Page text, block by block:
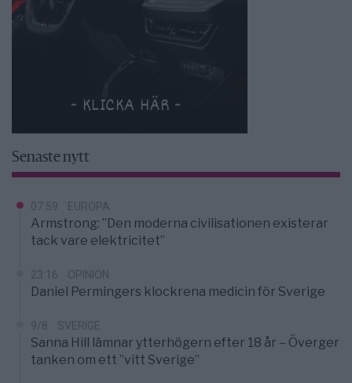
Senaste nytt
07:59 EUROPA
Armstrong: ”Den moderna civilisationen existerar
tack vare elektricitet”
23:16 OPINION
Daniel Permingers klockrena medicin för Sverige
9/8 SVERIGE
Sanna Hill lämnar ytterhögern efter 18 år – Överger
tanken om ett ”vitt Sverige”